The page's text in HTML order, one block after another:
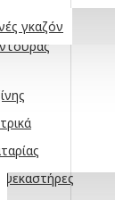
γκαζόν
ψεκαστήρες